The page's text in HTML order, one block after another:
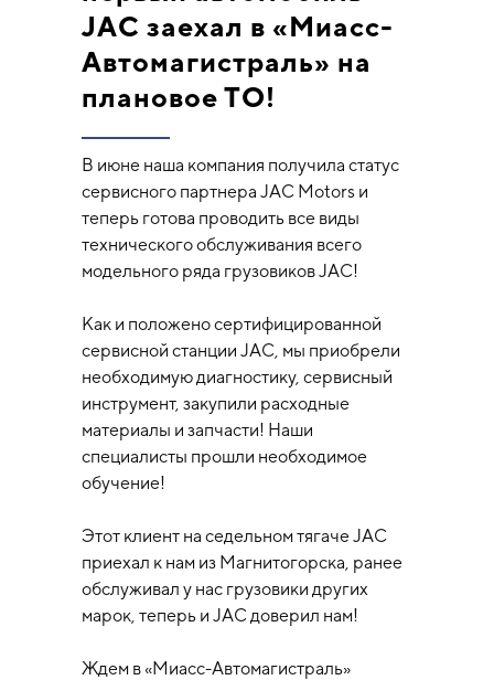
JAC заехал в «Миасс-
Автомагистраль» на
плановое ТО!
В июне наша компания получила статус
сервисного партнера JAC Мotors и
теперь готова проводить все виды
технического обслуживания всего
модельного ряда грузовиков JAC!
Как и положено сертифицированной
сервисной станции JAC, мы приобрели
необходимую диагностику, сервисный
инструмент, закупили расходные
материалы и запчасти! Наши
специалисты прошли необходимое
обучение!
Этот клиент на седельном тягаче JAC
приехал к нам из Магнитогорска, ранее
обслуживал у нас грузовики других
марок, теперь и JAC доверил нам!
Ждем в «Миасс-Автомагистраль»